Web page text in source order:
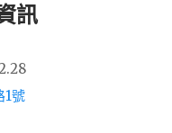
訊
1號